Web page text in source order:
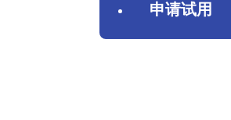
申请试用